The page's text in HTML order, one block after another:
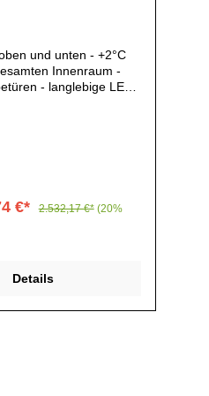
und unten - +2°C
Innenraum -
- langlebige LED-
€* 2.532,17 €* (20%
Details